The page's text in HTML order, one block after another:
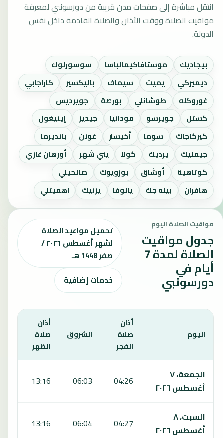
انتقل مباشرة إلى صفحات مدن قريبة من دورسونبي لمعرفة
مواقيت الصلاة ووقت الأذان والصلاة القادمة داخل نفس
الدولة.
بيجاديك موستافاكيمالباسا
سوسورلوك
ديميركي
يميت سيماف باليكسير
كاراجابي
غوروكله
طوشانلي بورصة
جويرديس
كستل
جويرسو مودانيا جيديز
إينيغول
كيركاجاك
سوما أخيسار غونن
بانديرما
جيمليك
يرديك كولا يني شهر
أورهان غازي
كوتاهية
أوشاق بوزويوك
صالحيلي
هافران
بيله جك يالوفا يزنيك اهميتلي
مواقيت الصلاة اليوم
جدول مواقيت
الصلاة لمدة 7
أيام في
دورسونبي
تحميل مواعيد الصلاة
لشهر أغسطس ٢٠٢٦ /
صفر 1448 هـ
خدمات إضافية
اليوم
أذان
صلاة
الفجر
الشروق
أذان
صلاة
الظهر
الجمعة، ٧
أغسطس ٢٠٢٦
04:26
06:03
13:16
السبت، ٨
أغسطس ٢٠٢٦
04:27
06:04
13:16